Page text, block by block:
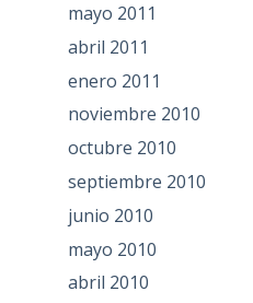
mayo 2011
abril 2011
enero 2011
noviembre 2010
octubre 2010
septiembre 2010
junio 2010
mayo 2010
abril 2010